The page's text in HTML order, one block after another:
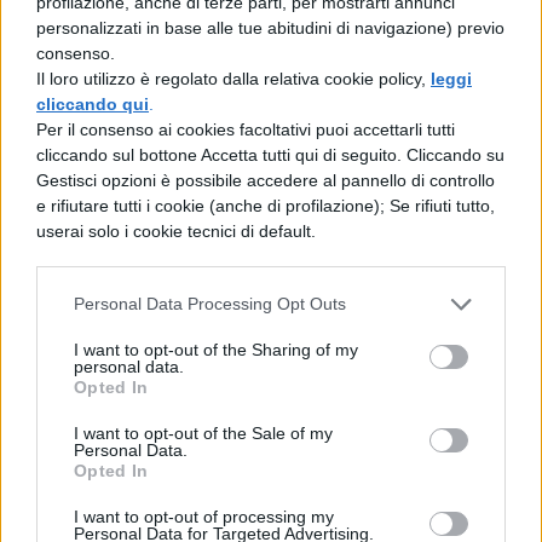
personalizzati in base alle tue abitudini di navigazione) previo
consenso.
Il loro utilizzo è regolato dalla relativa cookie policy, leggi
cliccando qui
Per il consenso ai cookies facoltativi puoi accettarli tutti
cliccando sul bottone Accetta tutti qui di seguito. Cliccando su
Gestisci opzioni è possibile accedere al pannello di controllo
e rifiutare tutti i cookie (anche di profilazione); Se rifiuti tutto,
userai solo i cookie tecnici di default.
Personal Data Processing Opt Outs
I want to opt-out of the Sharing of my
personal data.
Opted In
I want to opt-out of the Sale of my
Personal Data.
Opted In
I want to opt-out of processing my
Personal Data for Targeted Advertising.
se da morto, all'illogico pensiero della sua
presenza, ha prodotto in voi un
turbamento simile? E ancora: se Gneo
Pompeo in persona, dotato com'è di valore
e fortuna tali da riuscire sempre in imprese
per tutti impossibili, se egli, dico, avesse
alla morte di Publio Clodio
oppure di richiamarlo dagli inferi, secondo
scelto? Ammesso che per motivi di
amicizia